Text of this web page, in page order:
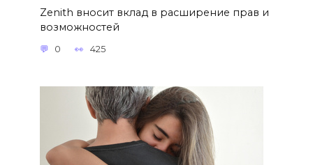
Zenith вносит вклад в расширение прав и
возможностей
0 425